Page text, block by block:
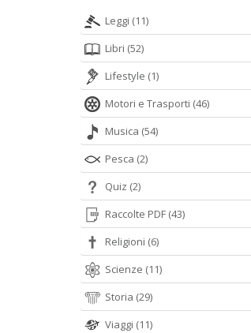
Leggi (11)
Libri (52)
Lifestyle (1)
Motori e Trasporti (46)
Musica (54)
Pesca (2)
Quiz (2)
Raccolte PDF (43)
Religioni (6)
Scienze (11)
Storia (29)
Viaggi (11)